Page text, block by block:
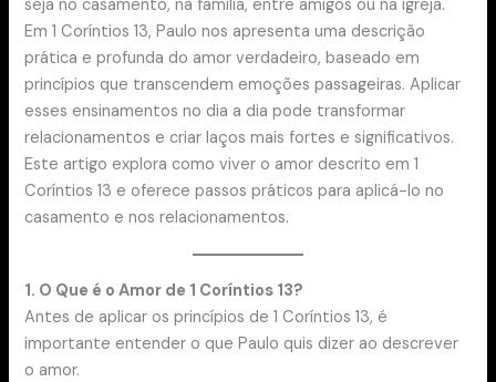
seja no casamento, na família, entre amigos ou na igreja.
Em 1 Coríntios 13, Paulo nos apresenta uma descrição
prática e profunda do amor verdadeiro, baseado em
princípios que transcendem emoções passageiras. Aplicar
esses ensinamentos no dia a dia pode transformar
relacionamentos e criar laços mais fortes e significativos.
Este artigo explora como viver o amor descrito em 1
Coríntios 13 e oferece passos práticos para aplicá-lo no
casamento e nos relacionamentos.
1. O Que é o Amor de 1 Coríntios 13?
Antes de aplicar os princípios de 1 Coríntios 13, é
importante entender o que Paulo quis dizer ao descrever
o amor.